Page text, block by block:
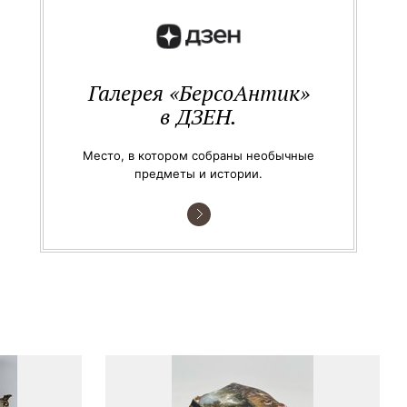
Галерея «БерсоАнтик»
в ДЗЕН.
Место, в котором собраны необычные
предметы и истории.